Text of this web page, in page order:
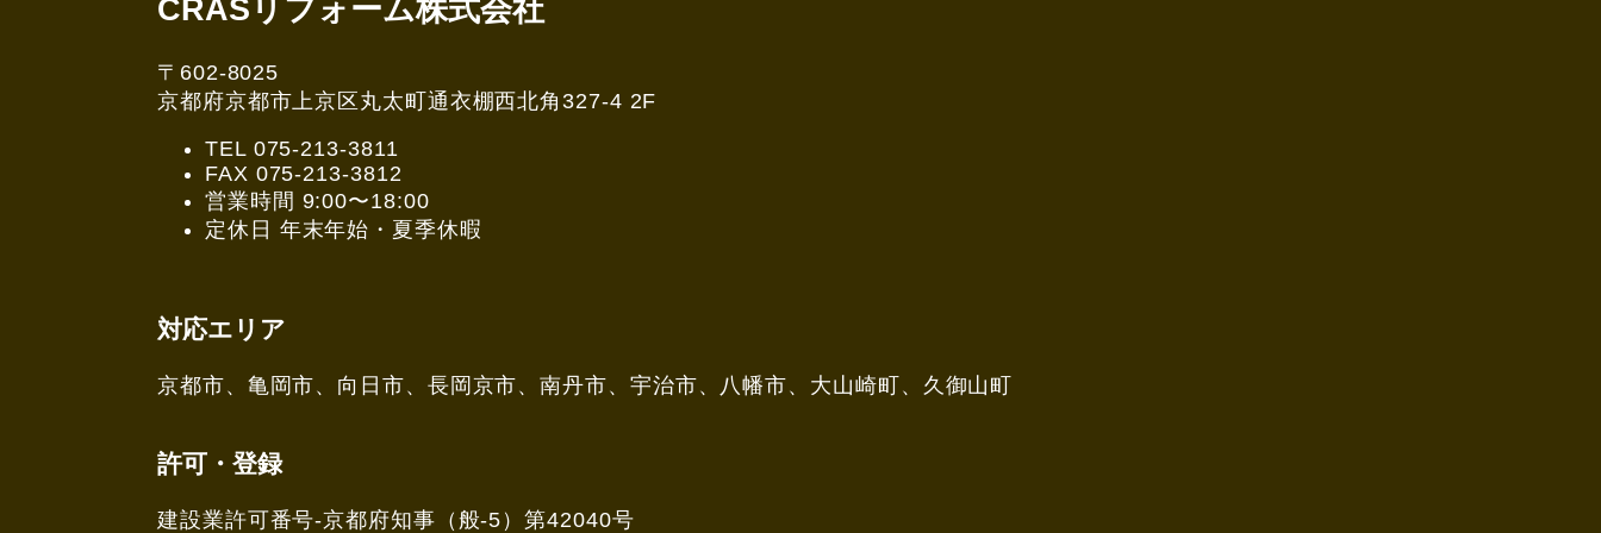
CRASリフォーム株式会社
〒602-8025
京都府京都市上京区丸太町通衣棚西北角327-4 2F
TEL 075-213-3811
FAX 075-213-3812
営業時間 9:00〜18:00
定休日 年末年始・夏季休暇
対応エリア
京都市、亀岡市、向日市、長岡京市、南丹市、宇治市、八幡市、大山崎町、久御山町
許可・登録
建設業許可番号-京都府知事（般-5）第42040号